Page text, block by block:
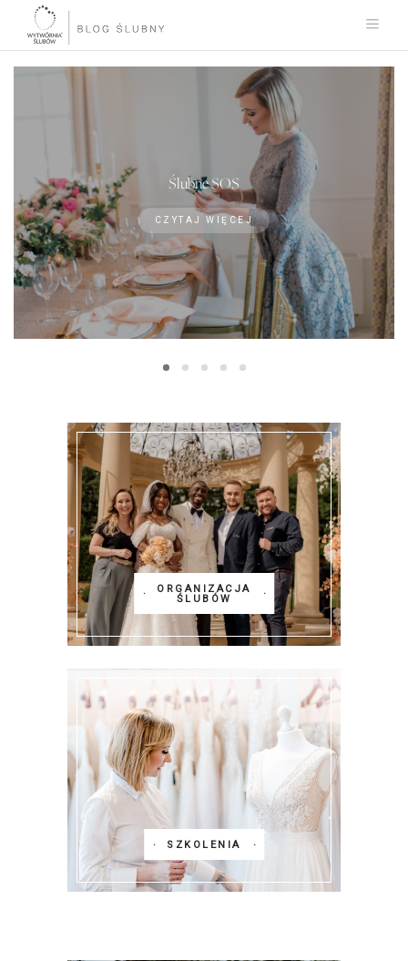
Ślubne SOS
CZYTAJ WIĘCEJ
ORGANIZACJA
ŚLUBÓW
SZKOLENIA